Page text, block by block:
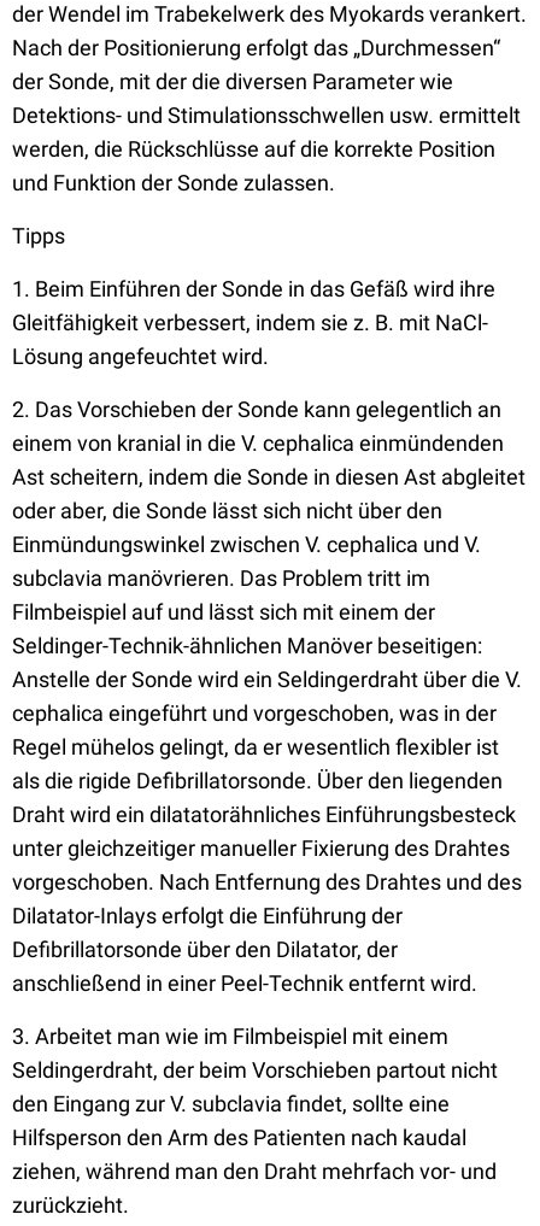
der Wendel im Trabekelwerk des Myokards verankert.
Nach der Positionierung erfolgt das „Durchmessen“
der Sonde, mit der die diversen Parameter wie
Detektions- und Stimulationsschwellen usw. ermittelt
werden, die Rückschlüsse auf die korrekte Position
und Funktion der Sonde zulassen.
Tipps
1. Beim Einführen der Sonde in das Gefäß wird ihre
Gleitfähigkeit verbessert, indem sie z. B. mit NaCl-
Lösung angefeuchtet wird.
2. Das Vorschieben der Sonde kann gelegentlich an
einem von kranial in die V. cephalica einmündenden
Ast scheitern, indem die Sonde in diesen Ast abgleitet
oder aber, die Sonde lässt sich nicht über den
Einmündungswinkel zwischen V. cephalica und V.
subclavia manövrieren. Das Problem tritt im
Filmbeispiel auf und lässt sich mit einem der
Seldinger-Technik-ähnlichen Manöver beseitigen:
Anstelle der Sonde wird ein Seldingerdraht über die V.
cephalica eingeführt und vorgeschoben, was in der
Regel mühelos gelingt, da er wesentlich flexibler ist
als die rigide Defibrillatorsonde. Über den liegenden
Draht wird ein dilatatorähnliches Einführungsbesteck
unter gleichzeitiger manueller Fixierung des Drahtes
vorgeschoben. Nach Entfernung des Drahtes und des
Dilatator-Inlays erfolgt die Einführung der
Defibrillatorsonde über den Dilatator, der
anschließend in einer Peel-Technik entfernt wird.
3. Arbeitet man wie im Filmbeispiel mit einem
Seldingerdraht, der beim Vorschieben partout nicht
den Eingang zur V. subclavia findet, sollte eine
Hilfsperson den Arm des Patienten nach kaudal
ziehen, während man den Draht mehrfach vor- und
zurückzieht.